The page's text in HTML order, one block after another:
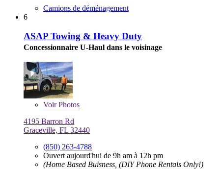
Camions de déménagement
6
ASAP Towing & Heavy Duty
Concessionnaire U-Haul dans le voisinage
VoirPhotos
4195 Barron Rd
Graceville, FL 32440
(850) 263-4788
Ouvert aujourd'hui de 9h am à 12h pm
(Home Based Buisness, (DIY Phone Rentals Only!)